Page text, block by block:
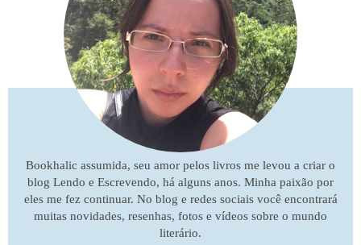
Bookhalic assumida, seu amor pelos livros me levou a criar o
blog Lendo e Escrevendo, há alguns anos. Minha paixão por
eles me fez continuar. No blog e redes sociais você encontrará
muitas novidades, resenhas, fotos e vídeos sobre o mundo
literário.